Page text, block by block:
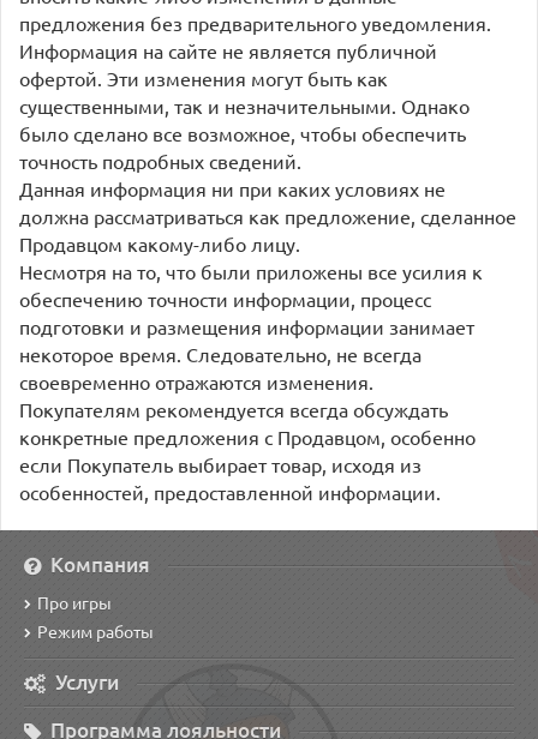
предложения без предварительного уведомления.
Информация на сайте не является публичной
офертой. Эти изменения могут быть как
существенными, так и незначительными. Однако
было сделано все возможное, чтобы обеспечить
точность подробных сведений.
Данная информация ни при каких условиях не
должна рассматриваться как предложение, сделанное
Продавцом какому-либо лицу.
Несмотря на то, что были приложены все усилия к
обеспечению точности информации, процесс
подготовки и размещения информации занимает
некоторое время. Следовательно, не всегда
своевременно отражаются изменения.
Покупателям рекомендуется всегда обсуждать
конкретные предложения с Продавцом, особенно
если Покупатель выбирает товар, исходя из
особенностей, предоставленной информации.
Компания
Про игры
Режим работы
Услуги
Программа лояльности